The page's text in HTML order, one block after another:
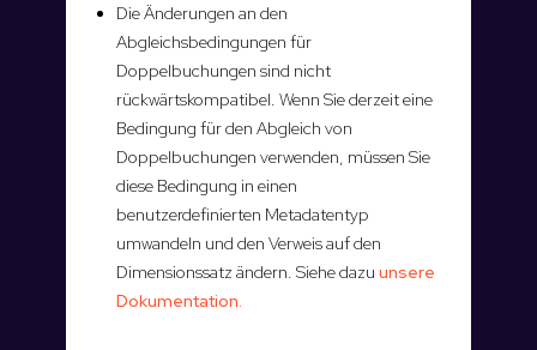
Die Änderungen an den
Abgleichsbedingungen für
Doppelbuchungen sind nicht
rückwärtskompatibel. Wenn Sie derzeit eine
Bedingung für den Abgleich von
Doppelbuchungen verwenden, müssen Sie
diese Bedingung in einen
benutzerdefinierten Metadatentyp
umwandeln und den Verweis auf den
Dimensionssatz ändern. Siehe dazu unsere
Dokumentation.